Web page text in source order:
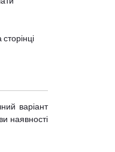
сторінці
варіант
наявності